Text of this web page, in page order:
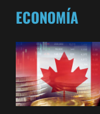
ECONOMÍA